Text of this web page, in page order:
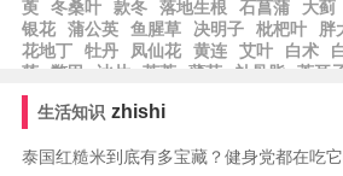
萸
冬桑叶 款冬 落地生根 石菖蒲 大蓟
银花
蒲公英 鱼腥草 决明子 枇杷叶 胖
花地丁
牡丹 凤仙花 黄连 艾叶 白术
莲
鳖甲 冰片 荸荠 薄荷 补骨脂 苍耳
川牛膝
生活知识 zhishi
泰国红糙米到底有多宝藏？健身党都在吃